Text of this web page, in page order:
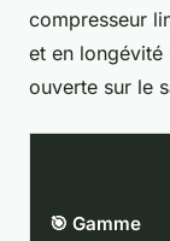
compresseur
et en longévité
ouverte sur le
🎯 Gamme